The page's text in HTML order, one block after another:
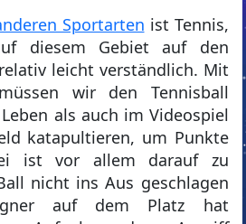
Sportarten ist Tennis,
diesem Gebiet auf den
leicht verständlich. Mit
wir den Tennisball
als auch im Videospiel
katapultieren, um Punkte
ist vor allem darauf zu
nicht ins Aus geschlagen
auf dem Platz hat